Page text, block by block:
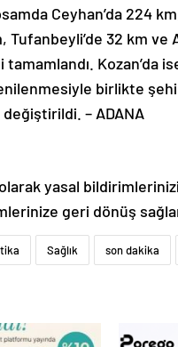
Ceyhan’da 224
32 km ve
Kozan’da
birlikte
– ADANA
yasal
geri dönüş
Sağlık son dakika